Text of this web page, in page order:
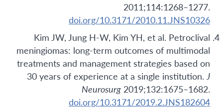
2011;114:1268–1277.
doi.org/10.3171/2010.11.JNS10326
Kim JW, Jung H-W, Kim YH, et al. Petroclival
meningiomas: long-term outcomes of multimodal
treatments and management strategies based on
30 years of experience at a single institution.J
Neurosurg 2019;132:1675–1682.
doi.org/10.3171/2019.2.JNS182604